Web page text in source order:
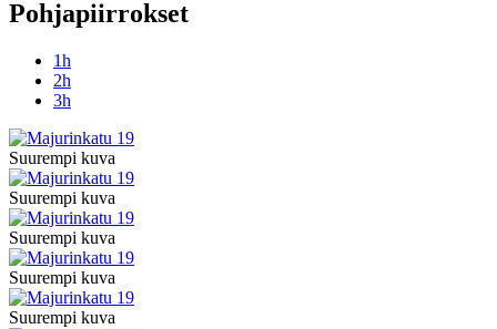
Pohjapiirrokset
1h
2h
3h
Suurempi kuva
Suurempi kuva
Suurempi kuva
Suurempi kuva
Suurempi kuva